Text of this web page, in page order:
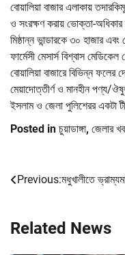
বোয়ালিয়া বাজার এলাকায়
ও সংরক্ষণ করায় ভোক্তা-অধিকার
মিষ্ঠান্ন ভান্ডারকে ৩০ হাজার
ফার্মেসী মেসার্স বিশ্বাস
বোয়ালিয়া বাজারে বিভিন্ন
মেয়াদোত্তীর্ণ ও মানহীন পণ্য/
ইসলাম ও জেলা পুলিশেরর একটা
Posted in চুয়াডাঙ্গা, জেলার
Post
Previous:মধুখালীতে
Related News